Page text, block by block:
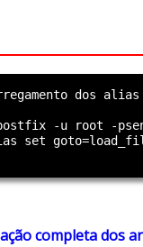
dos
-u root -
set
completa dos